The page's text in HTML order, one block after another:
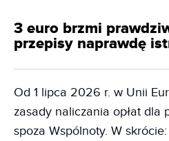
3 euro brzmi
przepisy naprawdę
Od 1 lipca 2026 r. w Unii
zasady naliczania opłat dla
spoza Wspólnoty. W